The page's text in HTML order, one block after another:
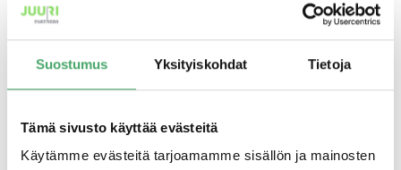
Suostumus Yksityiskohdat Tietoja
Tämä sivusto käyttää evästeitä
Käytämme evästeitä tarjoamamme sisällön ja mainosten
Onnistunut yhteistyö pohjautuu molemminpuoliseen
luottamukseen ja sen rakentaminen alkaa jo ensimmäisessä
tapaamisessa yrittäjien kanssa. Pidämme huolta siitä, että
olemme sanojemme mittaisia, ja nostamme niin positiiviset
Odotamme samaa myös yrittäjiltä. Mikäli koemme, että
näin ei tapahdu, yhteistyön toteutuminen on